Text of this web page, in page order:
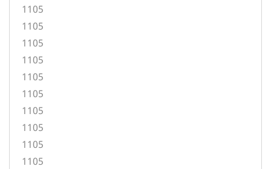
1105
1105
1105
1105
1105
1105
1105
1105
1105
1105